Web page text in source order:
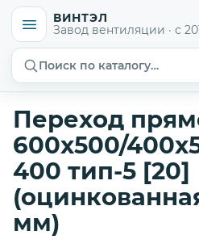
ВИНТЭЛ
Завод вентиляции · с
Поиск по каталогу…
Переход
600х500/
400 тип-5 [20]
мм)